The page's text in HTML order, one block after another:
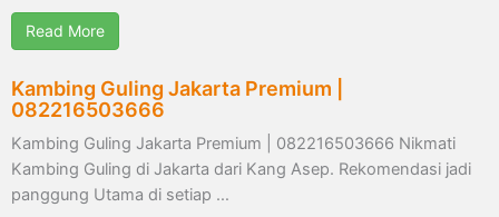
Read More
Kambing Guling Jakarta Premium |
082216503666
Kambing Guling Jakarta Premium | 082216503666 Nikmati
Kambing Guling di Jakarta dari Kang Asep. Rekomendasi jadi
panggung Utama di setiap …